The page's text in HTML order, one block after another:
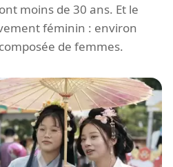
moins de 30 ans. Et le
féminin : environ
de femmes.